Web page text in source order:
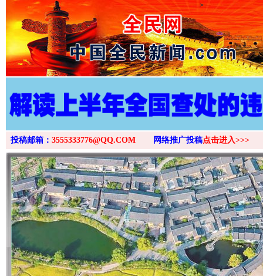
>
投稿邮箱： 3555333776@QQ.COM 网络推广投稿点击进入>>>